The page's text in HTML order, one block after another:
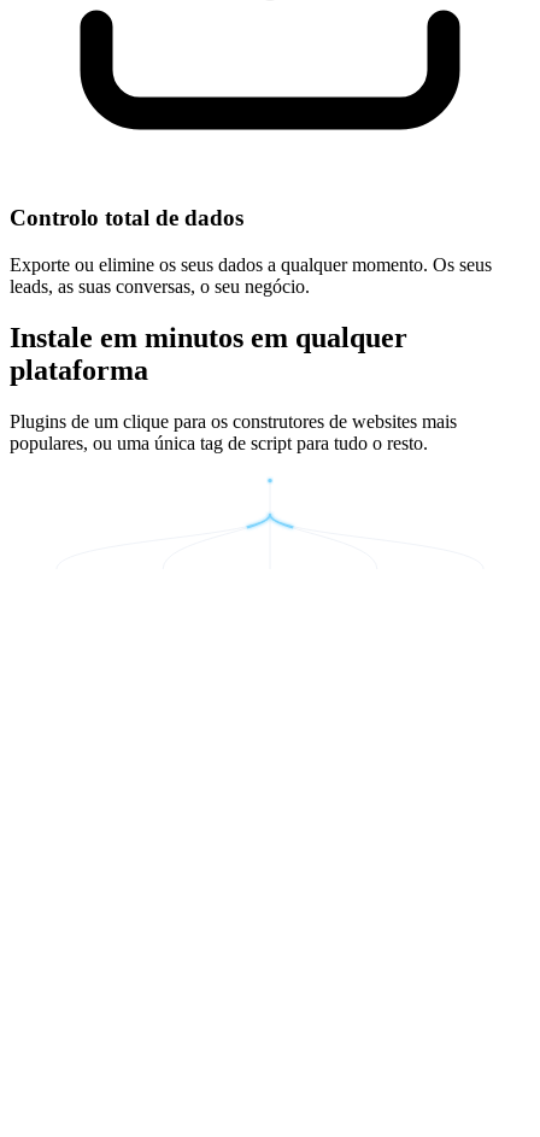
Controlo total de dados
Exporte ou elimine os seus dados a qualquer momento. Os seus
leads, as suas conversas, o seu negócio.
Instale em minutos em qualquer
plataforma
Plugins de um clique para os construtores de websites mais
populares, ou uma única tag de script para tudo o resto.